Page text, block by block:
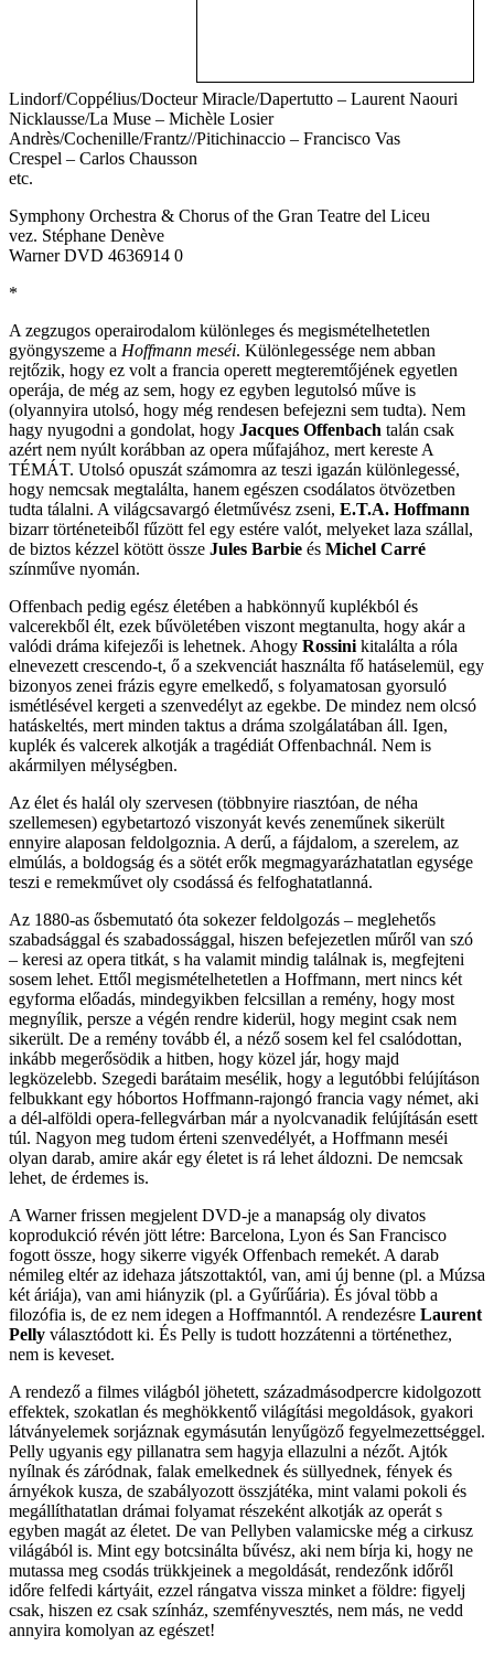
Lindorf/Coppélius/Docteur Miracle/Dapertutto – Laurent Naouri
Nicklausse/La Muse – Michèle Losier
Andrès/Cochenille/Frantz//Pitichinaccio – Francisco Vas
Crespel – Carlos Chausson
etc.
Symphony Orchestra & Chorus of the Gran Teatre del Liceu
vez. Stéphane Denève
Warner DVD 4636914 0
*
A zegzugos operairodalom különleges és megismételhetetlen
gyöngyszeme a Hoffmann meséi. Különlegessége nem abban
rejtőzik, hogy ez volt a francia operett megteremtőjének egyetlen
operája, de még az sem, hogy ez egyben legutolsó műve is
(olyannyira utolsó, hogy még rendesen befejezni sem tudta). Nem
hagy nyugodni a gondolat, hogy Jacques Offenbach talán csak
azért nem nyúlt korábban az opera műfajához, mert kereste A
TÉMÁT. Utolsó opuszát számomra az teszi igazán különlegessé,
hogy nemcsak megtalálta, hanem egészen csodálatos ötvözetben
tudta tálalni. A világcsavargó életművész zseni, E.T.A. Hoffmann
bizarr történeteiből fűzött fel egy estére valót, melyeket laza szállal,
de biztos kézzel kötött össze Jules Barbie és Michel Carré
színműve nyomán.
Offenbach pedig egész életében a habkönnyű kuplékból és
valcerekből élt, ezek bűvöletében viszont megtanulta, hogy akár a
valódi dráma kifejezői is lehetnek. Ahogy Rossinikitalálta a róla
elnevezett crescendo-t, ő a szekvenciát használta fő hatáselemül, egy
bizonyos zenei frázis egyre emelkedő, s folyamatosan gyorsuló
ismétlésével kergeti a szenvedélyt az egekbe. De mindez nem olcsó
hatáskeltés, mert minden taktus a dráma szolgálatában áll. Igen,
kuplék és valcerek alkotják a tragédiát Offenbachnál. Nem is
akármilyen mélységben.
Az élet és halál oly szervesen (többnyire riasztóan, de néha
szellemesen) egybetartozó viszonyát kevés zeneműnek sikerült
ennyire alaposan feldolgoznia. A derű, a fájdalom, a szerelem, az
elmúlás, a boldogság és a sötét erők megmagyarázhatatlan egysége
teszi e remekművet oly csodássá és felfoghatatlanná.
Az 1880-as ősbemutató óta sokezer feldolgozás – meglehetős
szabadsággal és szabadossággal, hiszen befejezetlen műről van szó
– keresi az opera titkát, s ha valamit mindig találnak is, megfejteni
sosem lehet. Ettől megismételhetetlen a Hoffmann, mert nincs két
egyforma előadás, mindegyikben felcsillan a remény, hogy most
megnyílik, persze a végén rendre kiderül, hogy megint csak nem
sikerült. De a remény tovább él, a néző sosem kel fel csalódottan,
inkább megerősödik a hitben, hogy közel jár, hogy majd
legközelebb. Szegedi barátaim mesélik, hogy a legutóbbi felújításon
felbukkant egy hóbortos Hoffmann-rajongó francia vagy német, aki
a dél-alföldi opera-fellegvárban már a nyolcvanadik felújításán esett
túl. Nagyon meg tudom érteni szenvedélyét, a Hoffmann meséi
olyan darab, amire akár egy életet is rá lehet áldozni. De nemcsak
lehet, de érdemes is.
A Warner frissen megjelent DVD-je a manapság oly divatos
koprodukció révén jött létre: Barcelona, Lyon és San Francisco
fogott össze, hogy sikerre vigyék Offenbach remekét. A darab
némileg eltér az idehaza játszottaktól, van, ami új benne (pl. a Múzsa
két áriája), van ami hiányzik (pl. a Gyűrűária). És jóval több a
filozófia is, de ez nem idegen a Hoffmanntól. A rendezésre Laurent
Pelly választódott ki. És Pelly is tudott hozzátenni a történethez,
nem is keveset.
A rendező a filmes világból jöhetett, századmásodpercre kidolgozott
effektek, szokatlan és meghökkentő világítási megoldások, gyakori
látványelemek sorjáznak egymásután lenyűgöző fegyelmezettséggel.
Pelly ugyanis egy pillanatra sem hagyja ellazulni a nézőt. Ajtók
nyílnak és záródnak, falak emelkednek és süllyednek, fények és
árnyékok kusza, de szabályozott összjátéka, mint valami pokoli és
megállíthatatlan drámai folyamat részeként alkotják az operát s
egyben magát az életet. De van Pellyben valamicske még a cirkusz
világából is. Mint egy botcsinálta bűvész, aki nem bírja ki, hogy ne
mutassa meg csodás trükkjeinek a megoldását, rendezőnk időről
időre felfedi kártyáit, ezzel rángatva vissza minket a földre: figyelj
csak, hiszen ez csak színház, szemfényvesztés, nem más, ne vedd
annyira komolyan az egészet!